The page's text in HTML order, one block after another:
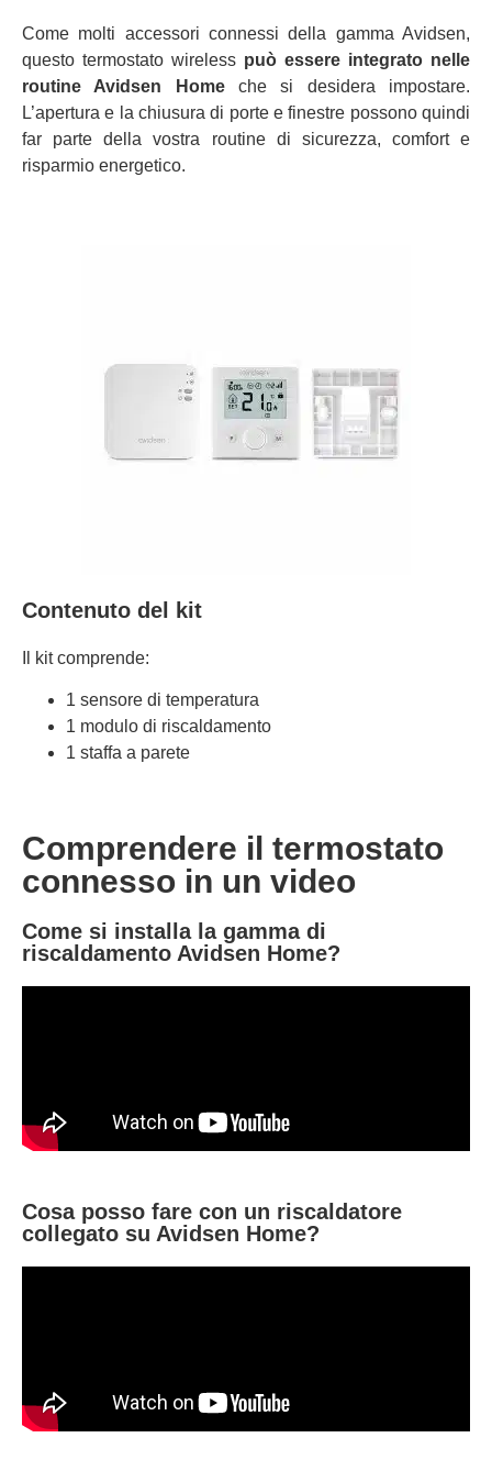
Come molti accessori connessi della gamma Avidsen,
questo termostato wireless può essere integrato nelle
routine Avidsen Home che si desidera impostare.
L’apertura e la chiusura di porte e finestre possono quindi
far parte della vostra routine di sicurezza, comfort e
risparmio energetico.
Contenuto del kit
Il kit comprende:
1 sensore di temperatura
1 modulo di riscaldamento
1 staffa a parete
Comprendere il termostato
connesso in un video
Come si installa la gamma di
riscaldamento Avidsen Home?
Cosa posso fare con un riscaldatore
collegato su Avidsen Home?